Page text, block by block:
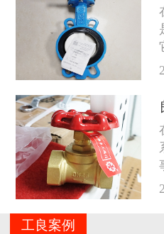
工良案例